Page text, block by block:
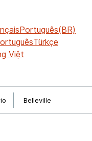
Português(BR)
Türkçe
Việt
Belleville